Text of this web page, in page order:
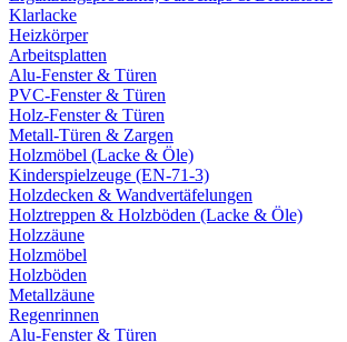
Klarlacke
Heizkörper
Arbeitsplatten
Alu-Fenster & Türen
PVC-Fenster & Türen
Holz-Fenster & Türen
Metall-Türen & Zargen
Holzmöbel (Lacke & Öle)
Kinderspielzeuge (EN-71-3)
Holzdecken & Wandvertäfelungen
Holztreppen & Holzböden (Lacke & Öle)
Holzzäune
Holzmöbel
Holzböden
Metallzäune
Regenrinnen
Alu-Fenster & Türen